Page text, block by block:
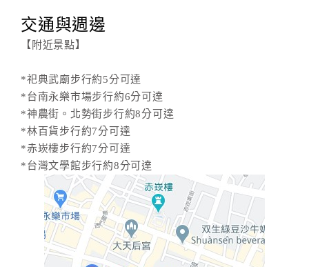
交通與週邊
【附近景點】
*祀典武廟步行約5分可達
*台南永樂市場步行約6分可達
*神農街。北勢街步行約8分可達
*林百貨步行約7分可達
*赤崁樓步行約7分可達
*台灣文學館步行約8分可達